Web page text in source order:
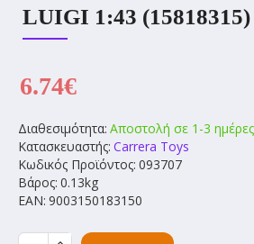
LUIGI 1:43 (15818315)
Διαθεσιμότητα: Αποστολή σε 1-3 ημέρες
Κατασκευαστής: Carrera Toys
Κωδικός Προϊόντος: 093707
Βάρος: 0.13kg
EAN: 9003150183150
6.74€